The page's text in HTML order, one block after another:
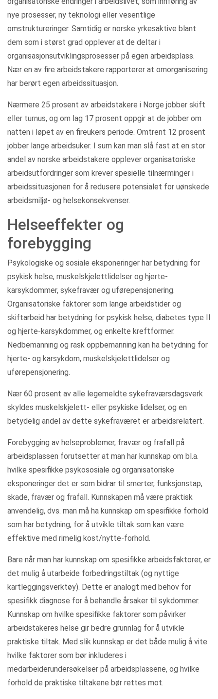
nye prosesser, ny teknologi eller vesentlige
omstruktureringer. Samtidig er norske yrkesaktive blant
dem som i størst grad opplever at de deltar i
organisasjonsutviklingsprosesser på egen arbeidsplass.
Nær en av fire arbeidstakere rapporterer at omorganisering
har berørt egen arbeidssituasjon.
Nærmere 25 prosent av arbeidstakere i Norge jobber skift
eller turnus, og om lag 17 prosent oppgir at de jobber om
natten i løpet av en fireukers periode. Omtrent 12 prosent
jobber lange arbeidsuker. I sum kan man slå fast at en stor
andel av norske arbeidstakere opplever organisatoriske
arbeidsutfordringer som krever spesielle tilnærminger i
arbeidssituasjonen for å redusere potensialet for uønskede
arbeidsmiljø- og helsekonsekvenser.
Helseeffekter og
forebygging
Psykologiske og sosiale eksponeringer har betydning for
psykisk helse, muskelskjelettlidelser og hjerte-
karsykdommer, sykefravær og uførepensjonering.
Organisatoriske faktorer som lange arbeidstider og
skiftarbeid har betydning for psykisk helse, diabetes type II
og hjerte-karsykdommer, og enkelte kreftformer.
Nedbemanning og rask oppbemanning kan ha betydning for
hjerte- og karsykdom, muskelskjelettlidelser og
uførepensjonering.
Nær 60 prosent av alle legemeldte sykefraværsdagsverk
skyldes muskelskjelett- eller psykiske lidelser, og en
betydelig andel av dette sykefraværet er arbeidsrelatert.
Forebygging av helseproblemer, fravær og frafall på
arbeidsplassen forutsetter at man har kunnskap om bl.a.
hvilke spesifikke psykososiale og organisatoriske
eksponeringer det er som bidrar til smerter, funksjonstap,
skade, fravær og frafall. Kunnskapen må være praktisk
anvendelig, dvs. man må ha kunnskap om spesifikke forhold
som har betydning, for å utvikle tiltak som kan være
effektive med rimelig kost/nytte-forhold.
Bare når man har kunnskap om spesifikke arbeidsfaktorer, er
det mulig å utarbeide forbedringstiltak (og nyttige
kartleggingsverktøy). Dette er analogt med behov for
spesifikk diagnose for å behandle årsaker til sykdommer.
Kunnskap om hvilke spesifikke faktorer som påvirker
arbeidstakeres helse gir bedre grunnlag for å utvikle
praktiske tiltak. Med slik kunnskap er det både mulig å vite
hvilke faktorer som bør inkluderes i
medarbeiderundersøkelser på arbeidsplassene, og hvilke
forhold de praktiske tiltakene bør rettes mot.